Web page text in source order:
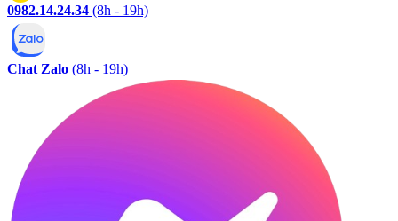
0982.14.24.34 (8h - 19h)
Chat Zalo (8h - 19h)